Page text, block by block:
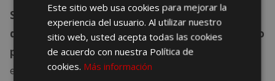
Si tienes la suerte de tener bañera en tu casa,
date el capricho de llenarla y poner sales de baño
perfumadas o aceites aromáticospara estimular
el cerebro y entrar en un estado de paz interior.
Este sitio web usa cookies para mejorar la
experiencia del usuario. Al utilizar nuestro
sitio web, usted acepta todas las cookies
de acuerdo con nuestra Política de
cookies. Más información